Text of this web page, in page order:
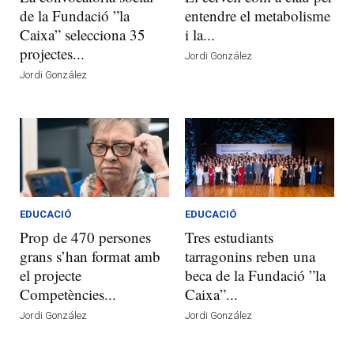
de la Fundació ”la
Caixa” selecciona 35
projectes...
Jordi González
entendre el metabolisme
i la...
Jordi González
EDUCACIÓ
Prop de 470 persones
grans s’han format amb
el projecte
Competències...
Jordi González
EDUCACIÓ
Tres estudiants
tarragonins reben una
beca de la Fundació ”la
Caixa”...
Jordi González